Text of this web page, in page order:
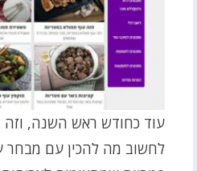
עוד כחודש ראש השנה, וזה
לחשוב מה להכין עם מבחר